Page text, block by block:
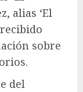
alias ‘El
sobre
del